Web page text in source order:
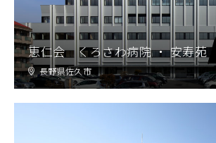
恵仁会 くろさわ病院 ・ 安寿苑
長野県佐久市